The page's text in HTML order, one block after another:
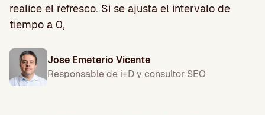
realice el refresco. Si se ajusta el intervalo de
tiempo a 0,
Jose Emeterio Vicente
Responsable de i+D y consultor SEO